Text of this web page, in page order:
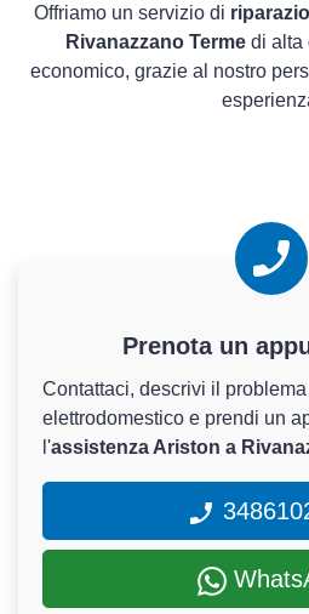
Offriamo un servizio di
Rivanazzano Terme di alta
economico, grazie al nostro
Prenota un
Contattaci, descrivi il
elettrodomestico e prendi un
l'assistenza Ariston a